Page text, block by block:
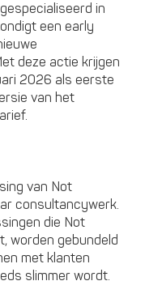
in
een early
deze actie krijgen
2026 als eerste
van het
van Not
consultancywerk.
die Not
worden gebundeld
met klanten
slimmer wordt.